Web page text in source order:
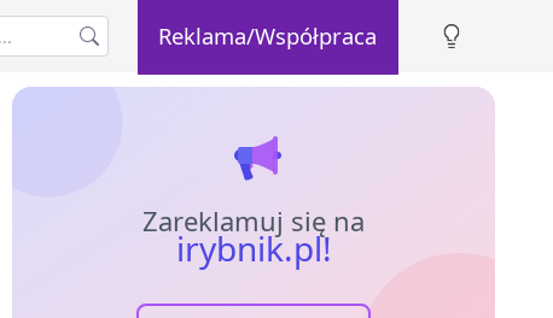
Reklama/Współpraca
Zareklamuj się na
irybnik.pl!